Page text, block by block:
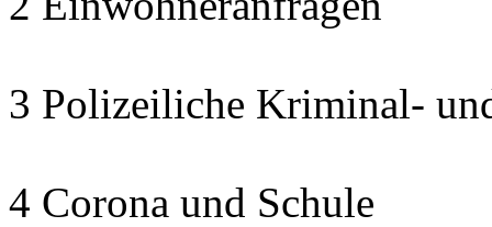
3 Polizeiliche Kriminal-
4 Corona und Schule